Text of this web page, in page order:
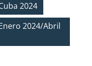
2024
2024/Abril